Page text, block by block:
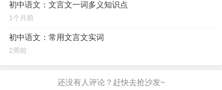
初中语文：文言文一词多义知识点
1个月前
初中语文：常用文言文实词
2周前